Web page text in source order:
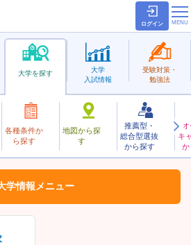
ログイン
大学を探す
各種条件か
ら探す
地図から探
す
推薦型・
総合型選抜
から探す
キ
か
大学
入試情報
受験対策・
勉強法
学 お気に入り
学情報 メニュー